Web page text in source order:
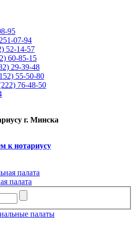
95
07-94
52-14-57
60-85-15
29-39-48
55-50-80
76-48-50
г. Минска
к нотариусу
палата
палаты